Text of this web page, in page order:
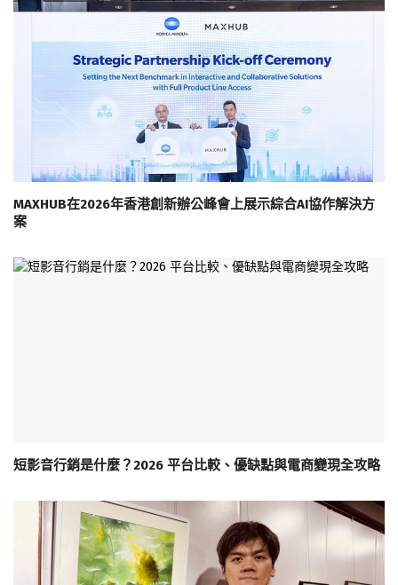
MAXHUB在2026年香港創新辦公峰會上展示綜合AI協作解決方
案
短影音行銷是什麼？2026 平台比較、優缺點與電商變現全攻略